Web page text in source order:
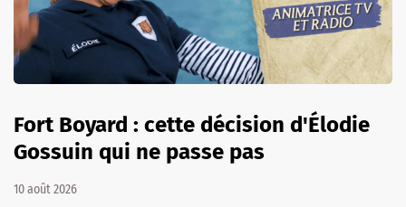
Fort Boyard : cette décision d'Élodie
Gossuin qui ne passe pas
10 août 2026